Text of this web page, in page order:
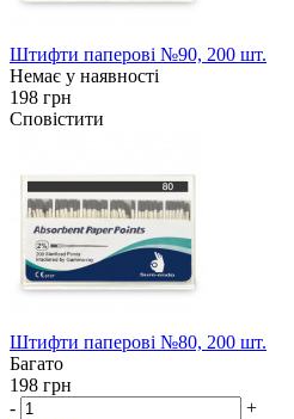
Штифти паперові №90, 200 шт.
Немає у наявності
198 грн
Сповістити
Штифти паперові №80, 200 шт.
Багато
198 грн
-
+